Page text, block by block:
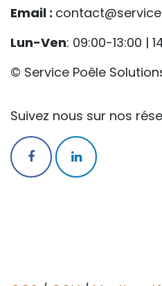
Email :
Lun-Ven: 09:00-13:00 |
© Service Poêle
Suivez nous sur nos